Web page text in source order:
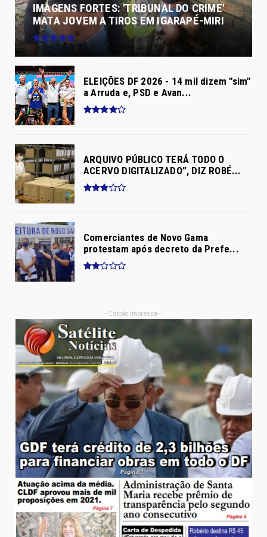
IMAGENS FORTES: 'TRIBUNAL DO CRIME'
MATA JOVEM A TIROS EM IGARAPÉ-MIRI
ELEIÇÕES DF 2026 - 14 mil dizem "sim"
a Arruda e, PSD e Avan...
ARQUIVO PÚBLICO TERÁ TODO O
ACERVO DIGITALIZADO”, DIZ ROBÉ...
Comerciantes de Novo Gama
protestam após decreto da Prefe...
- Edição Impressa -